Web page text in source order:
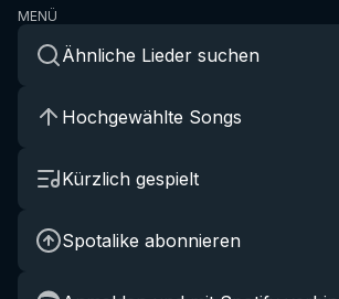
MENÜ
Ähnliche Lieder suchen
Hochgewählte Songs
Kürzlich gespielt
Spotalike abonnieren